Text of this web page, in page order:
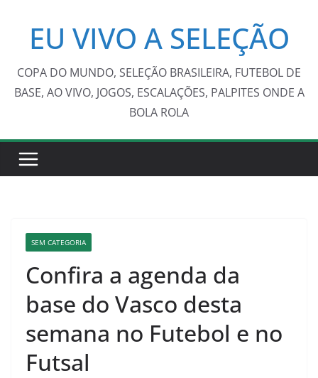
conteúdo
EU VIVO A SELEÇÃO
COPA DO MUNDO, SELEÇÃO BRASILEIRA, FUTEBOL DE
BASE, AO VIVO, JOGOS, ESCALAÇÕES, PALPITES ONDE A
BOLA ROLA
SEM CATEGORIA
Confira a agenda da
base do Vasco desta
semana no Futebol e no
Futsal